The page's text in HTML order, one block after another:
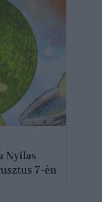
Nyilas
7-én